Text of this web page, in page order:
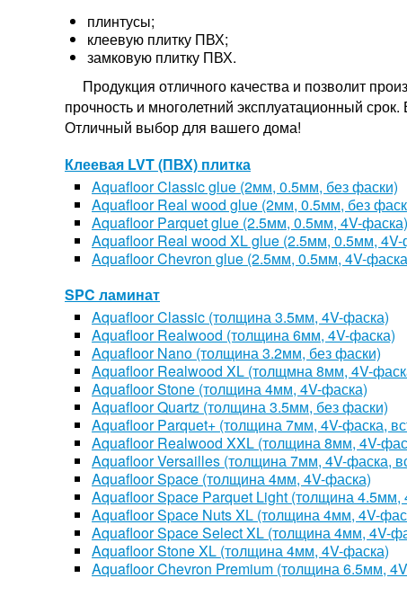
плинтусы;
клеевую плитку ПВХ;
замковую плитку ПВХ.
Продукция отличного качества и позволит
прочность и многолетний эксплуатационный
Отличный выбор для вашего дома!
Клеевая LVT (ПВХ) плитка
Aquafloor Classic glue (2мм, 0.5мм, без фаски)
Aquafloor Real wood glue (2мм, 0.5мм, без
Aquafloor Parquet glue (2.5мм, 0.5мм, 4V-фаска)
Aquafloor Real wood XL glue (2.5мм, 0.5мм, 4V-
Aquafloor Chevron glue (2.5мм, 0.5мм, 4V-
SPC ламинат
Aquafloor Classic (толщина 3.5мм, 4V-фаска)
Aquafloor Realwood (толщина 6мм, 4V-фаска)
Aquafloor Nano (толщина 3.2мм, без фаски)
Aquafloor Realwood XL (толщмна 8мм, 4V-
Aquafloor Stone (толщина 4мм, 4V-фаска)
Aquafloor Quartz (толщина 3.5мм, без фаски)
Aquafloor Parquet+ (толщина 7мм, 4V-фаска,
Aquafloor Realwood XXL (толщина 8мм, 4V-
Aquafloor Versailles (толщина 7мм, 4V-фаска,
Aquafloor Space (толщина 4мм, 4V-фаска)
Aquafloor Space Parquet Light (толщина 4.5мм,
Aquafloor Space Nuts XL (толщина 4мм, 4V-
Aquafloor Space Select XL (толщина 4мм, 4V-
Aquafloor Stone XL (толщина 4мм, 4V-фаска)
Aquafloor Chevron Premium (толщина 6.5мм,